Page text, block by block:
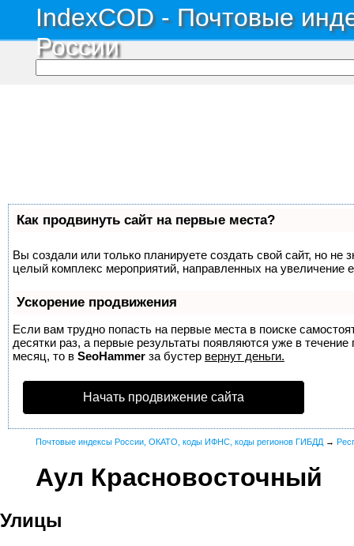
IndexCOD - Почтовые
России
Как продвинуть сайт на первые места?
Вы создали или только планируете создать свой сайт, но не
целый комплекс мероприятий, направленных на увеличение
Ускорение продвижения
Если вам трудно попасть на первые места в поиске
десятки раз, а первые результаты появляются уже в
месяц, то в SeoHammer за бустер вернут деньги.
Начать продвижение сайта
Почтовые индексы России, ОКАТО, коды ИФНС, коды регионов ГИБДД →
Аул Красновосточный
Улицы